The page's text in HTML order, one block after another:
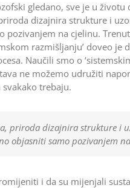
gledano, sve je u
dizajnira strukture i
na cjelinu.
razmišljanju’ doveo je
Naučili smo o
ne možemo udružiti
trebaju.
priroda dizajnira strukture i
objasniti samo pozivanjem
i da su mijenjali